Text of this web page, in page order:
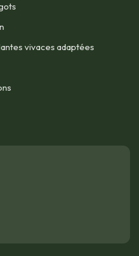
vivaces adaptées